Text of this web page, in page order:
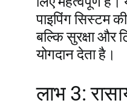
पाइपिंग सिस्टम की
बल्कि सुरक्षा और
योगदान देता है।
लाभ 3: